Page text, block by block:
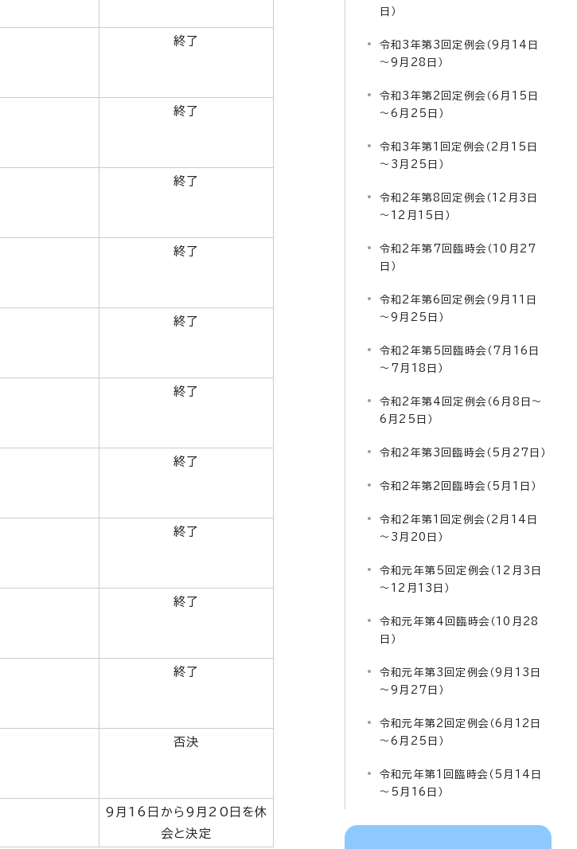
終了
終了
終了
終了
終了
終了
終了
終了
終了
終了
否決
9月16日から9月20日を休
会と決定
日）
令和3年第3回定例会（9月14日
～9月28日）
令和3年第2回定例会（6月15日
～6月25日）
令和3年第1回定例会（2月15日
～3月25日）
令和2年第8回定例会（12月3日
～12月15日）
令和2年第7回臨時会（10月27
日）
令和2年第6回定例会（9月11日
～9月25日）
令和2年第5回臨時会（7月16日
～7月18日）
令和2年第4回定例会（6月8日～
6月25日）
令和2年第3回臨時会（5月27日）
令和2年第2回臨時会（5月1日）
令和2年第1回定例会（2月14日
～3月20日）
令和元年第5回定例会（12月3日
～12月13日）
令和元年第4回臨時会（10月28
日）
令和元年第3回定例会（9月13日
～9月27日）
令和元年第2回定例会（6月12日
～6月25日）
令和元年第1回臨時会（5月14日
～5月16日）